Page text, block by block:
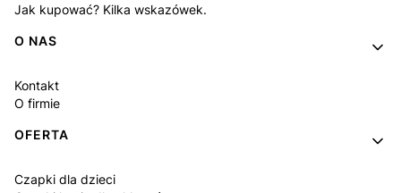
Jak kupować? Kilka wskazówek.
O NAS
Kontakt
O firmie
OFERTA
Czapki dla dzieci